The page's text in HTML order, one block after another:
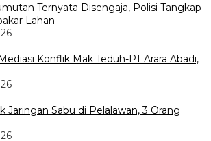
Ternyata Disengaja, Polisi Tangkap
Lahan
Konflik Mak Teduh-PT Arara Abadi,
Jaringan Sabu di Pelalawan, 3 Orang